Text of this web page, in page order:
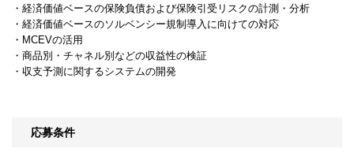
・経済価値ベースの保険負債および保険引受リスクの計測・分析
・経済価値ベースのソルベンシー規制導入に向けての対応
・MCEVの活用
・商品別・チャネル別などの収益性の検証
・収支予測に関するシステムの開発
応募条件